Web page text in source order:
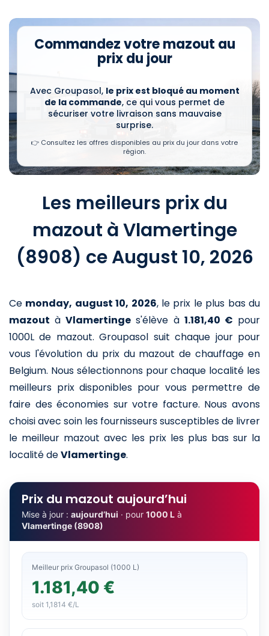
Commandez votre mazout au
prix du jour
Avec Groupasol, le prix est bloqué au moment
de la commande, ce qui vous permet de
sécuriser votre livraison sans mauvaise
surprise.
👉 Consultez les offres disponibles au prix du jour dans votre
région.
Les meilleurs prix du
mazout à Vlamertinge
(8908) ce August 10, 2026
Ce monday, august 10, 2026, le prix le plus bas du
mazout àVlamertinge s'élève à 1.181,40 € pour
1000L de mazout. Groupasol suit chaque jour pour
vous l'évolution du prix du mazout de chauffage en
Belgium. Nous sélectionnons pour chaque localité les
meilleurs prix disponibles pour vous permettre de
faire des économies sur votre facture. Nous avons
choisi avec soin les fournisseurs susceptibles de livrer
le meilleur mazout avec les prix les plus bas sur la
localité deVlamertinge.
Prix du mazout aujourd’hui
Mise à jour : aujourd’hui · pour 1000 L à
Vlamertinge (8908)
Meilleur prix Groupasol (1000 L)
1.181,40 €
soit 1,1814 €/L